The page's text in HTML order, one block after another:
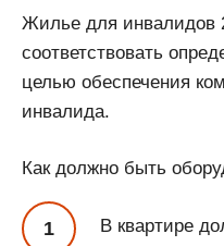
Жилье для инвалидов
соответствовать
целью обеспечения
инвалида.
Как должно быть
В квартире